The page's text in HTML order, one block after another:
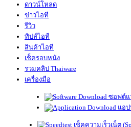
ดาวน์โหลด
ข่าวไอที
รีวิว
ทิปส์ไอที
สินค้าไอที
เช็ครอบหนัง
รวมคลิป Thaiware
เครื่องมือ
ซอฟต์แ
แอ
เช็คความเร็วเน็ต